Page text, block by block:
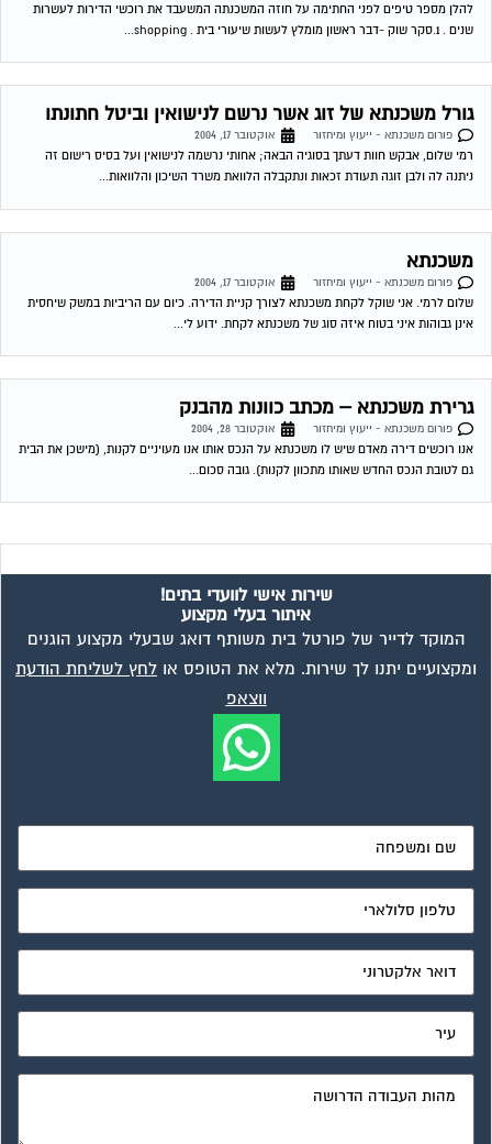
להלן מספר טיפים לפני החתימה על חוזה המשכנתה המשעבד את רוכשי הדירות לעשרות
שנים . 1.סקר שוק -דבר ראשון מומלץ לעשות שיעורי בית . shopping...
גורל משכנתא של זוג אשר נרשם לנישואין וביטל חתונתו
פורום משכנתא - ייעוץ ומיחזור
אוקטובר 17, 2004
רמי שלום, אבקש חוות דעתך בסוגיה הבאה; אחותי נרשמה לנישואין ועל בסיס רישום זה
ניתנה לה ולבן זוגה תעודת זכאות ונתקבלה הלוואת משרד השיכון והלוואות...
משכנתא
פורום משכנתא - ייעוץ ומיחזור
אוקטובר 17, 2004
שלום לרמי. אני שוקל לקחת משכנתא לצורך קניית הדירה. כיום עם הריביות במשק שיחסית
אינן גבוהות איני בטוח איזה סוג של משכנתא לקחת. ידוע לי...
גרירת משכנתא – מכתב כוונות מהבנק
פורום משכנתא - ייעוץ ומיחזור
אוקטובר 28, 2004
אנו רוכשים דירה מאדם שיש לו משכנתא על הנכס אותו אנו מעויניים לקנות, (מישכן את הבית
גם לטובת הנכס החדש שאותו מתכוון לקנות). גובה סכום...
שירות אישי לוועדי בתים!
איתור בעלי מקצוע
המוקד לדייר של פורטל בית משותף דואג שבעלי מקצוע הוגנים
ומקצועיים יתנו לך שירות. מלא את הטופס אולחץ לשליחת הודעת
ווצאפ